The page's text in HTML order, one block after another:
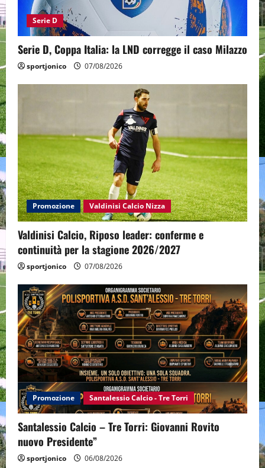
Serie D
Serie D, Coppa Italia: la LND corregge il caso Milazzo
sportjonico 07/08/2026
Promozione Valdinisi Calcio Nizza
Valdinisi Calcio, Riposo leader: conferme e
continuità per la stagione 2026/2027
sportjonico 07/08/2026
Promozione Santalessio Calcio - Tre Torri
Santalessio Calcio – Tre Torri: Giovanni Rovito
nuovo Presidente”
sportjonico 06/08/2026